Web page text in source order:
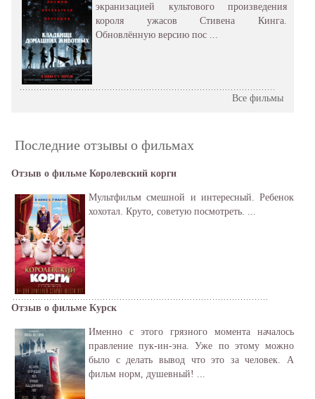
экранизацией культового произведения
короля ужасов Стивена Кинга.
Обновлённую версию пос ...
Все фильмы
Последние отзывы о фильмах
Отзыв о фильме Королевский корги
Мультфильм смешной и интересный. Ребенок
хохотал. Круто, советую посмотреть. ...
Отзыв о фильме Курск
Именно с этого грязного момента началось
правление пук-ин-эна. Уже по этому можно
было с делать вывод что это за человек. А
фильм норм, душевный! ...